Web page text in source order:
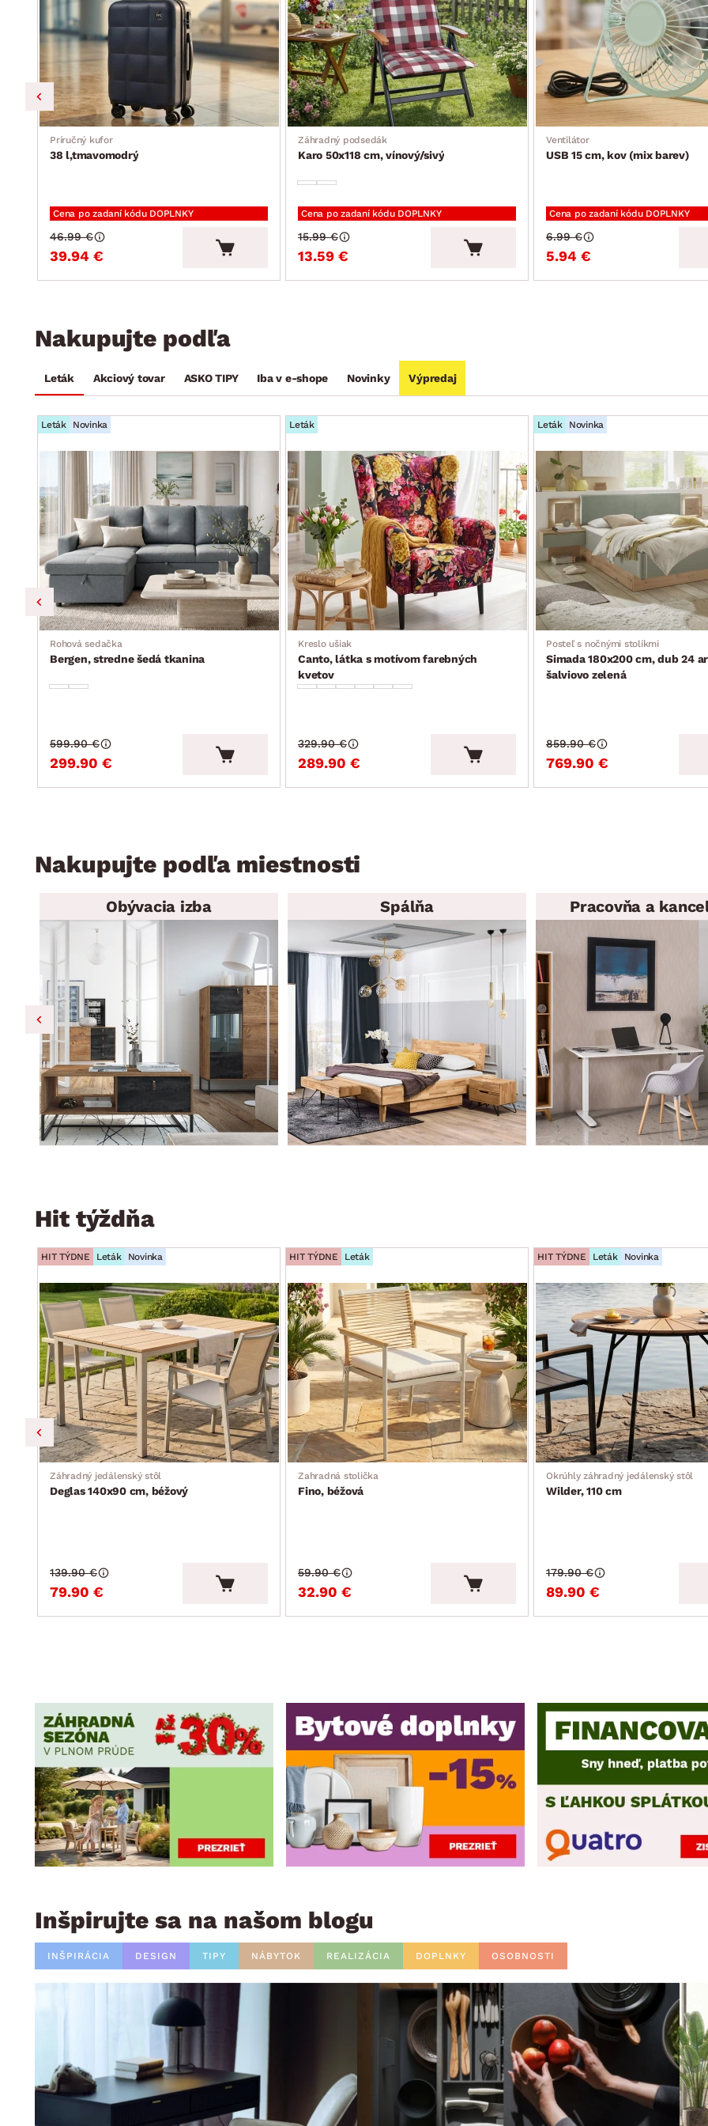
Príručný kufor
38 l,tmavomodrý
Cena po zadaní kódu DOPLNKY
39.94 €
46.99 €
Záhradný podsedák
Karo 50x118 cm, vínový/sivý
Cena po zadaní kódu DOPLNKY
13.59 €
15.99 €
Ventilátor
USB 15 cm, kov (mix barev)
Cena po zadaní kódu DOPLNKY
5.94 €
6.99 €
Nakupujte podľa
Leták Akciový tovar ASKO TIPY Iba v e-shope Novinky Výpredaj
Leták Novinka
Rohová sedačka
Bergen, stredne šedá tkanina
299.90 €
599.90 €
Leták
Kreslo ušiak
Canto, látka s motívom farebných
kvetov
289.90 €
329.90 €
Leták Novinka
Posteľ s nočnými stolíkmi
Simada 180x200 cm, dub 24
šalviovo zelená
769.90 €
859.90 €
Nakupujte podľa miestnosti
Obývacia izba Spálňa Pracovňa a
Hit týždňa
HIT TÝDNE Leták Novinka
Záhradný jedálenský stôl
Deglas 140x90 cm, béžový
79.90 €
139.90 €
HIT TÝDNE Leták
Zahradná stolička
Fino, béžová
32.90 €
59.90 €
HIT TÝDNE Leták Novinka
Okrúhly záhradný jedálenský stôl
Wilder, 110 cm
89.90 €
179.90 €
Inšpirujte sa na našom blogu
INŠPIRÁCIA DESIGN TIPY NÁBYTOK REALIZÁCIA DOPLNKY OSOBNOSTI